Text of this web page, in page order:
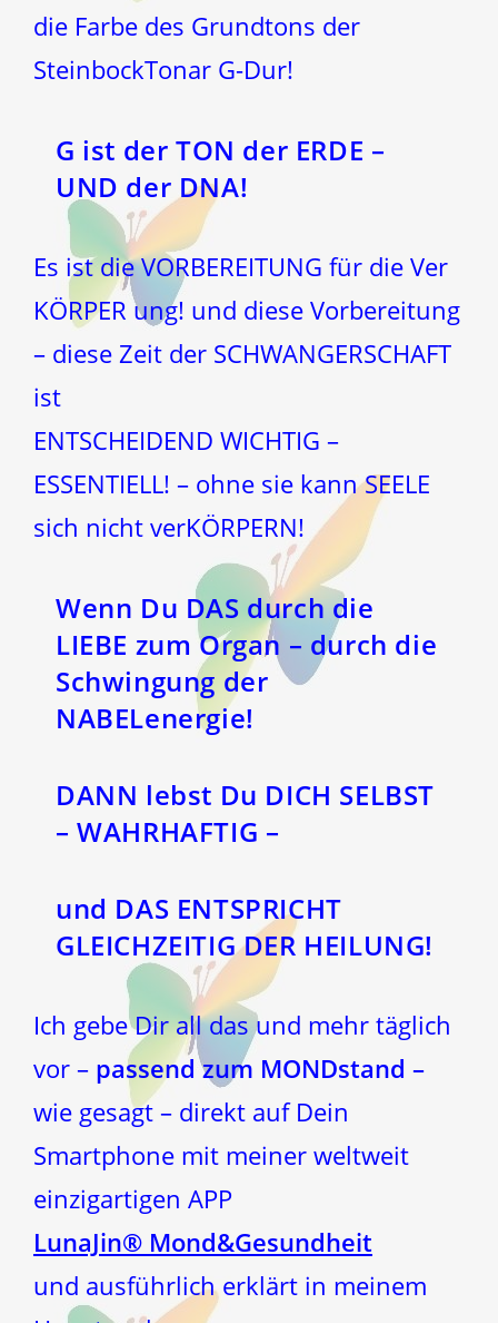
die Farbe des Grundtons der
SteinbockTonar G-Dur!
G ist der TON der ERDE –
UND der DNA!
Es ist die VORBEREITUNG für die Ver
KÖRPER ung! und diese Vorbereitung
– diese Zeit der SCHWANGERSCHAFT
ist
ENTSCHEIDEND WICHTIG –
ESSENTIELL! – ohne sie kann SEELE
sich nicht verKÖRPERN!
Wenn Du DAS durch die
LIEBE zum Organ – durch die
Schwingung der
NABELenergie!
DANN lebst Du DICH SELBST
– WAHRHAFTIG –
und DAS ENTSPRICHT
GLEICHZEITIG DER HEILUNG!
Ich gebe Dir all das und mehr täglich
vor – passend zum MONDstand –
wie gesagt – direkt auf Dein
Smartphone mit meiner weltweit
einzigartigen APP
LunaJin® Mond&Gesundheit
und ausführlich erklärt in meinem